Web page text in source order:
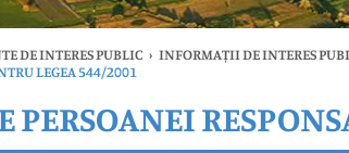
DE INTERES PUBLIC › INFORMAȚII DE INTERES
LEGEA 544/2001
PERSOANEI